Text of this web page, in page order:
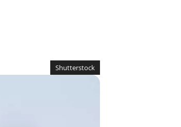
Shutterstock